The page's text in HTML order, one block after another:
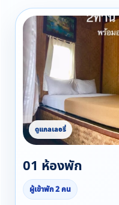
01 ห้องพัก
ผู้เข้าพัก 2 คน